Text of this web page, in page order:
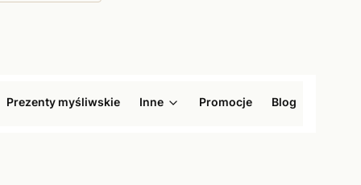
Prezenty myśliwskie Inne Promocje Blog